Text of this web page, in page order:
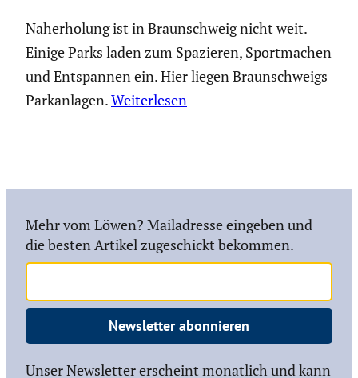
Naherholung ist in Braunschweig nicht weit.
Einige Parks laden zum Spazieren, Sportmachen
und Entspannen ein. Hier liegen Braunschweigs
Parkanlagen.Weiterlesen
Mehr vom Löwen? Mailadresse eingeben und
die besten Artikel zugeschickt bekommen.
Newsletter abonnieren
Unser Newsletter erscheint monatlich und kann